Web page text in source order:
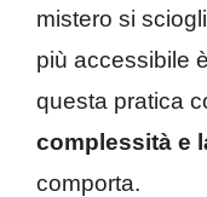
mistero si
più accessibile
questa pratica
complessità e
comporta.